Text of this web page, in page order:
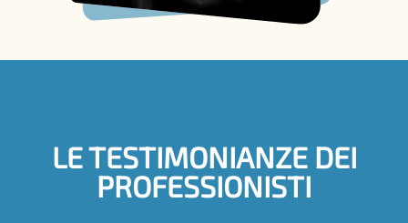
LE TESTIMONIANZE DEI
PROFESSIONISTI